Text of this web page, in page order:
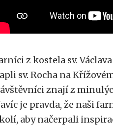
z kostela sv.
sv. Rocha na
znají z
je pravda, že naši
aby načerpali